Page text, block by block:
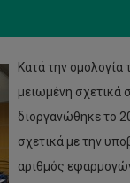
Κατά την ομολογία
μειωμένη σχετικά
διοργανώθηκε το
σχετικά με την
αριθμός